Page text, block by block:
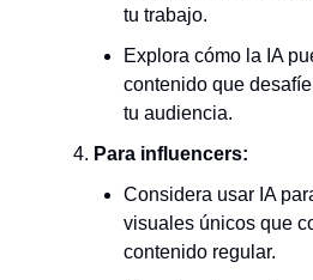
tu trabajo.
Explora cómo la IA
contenido que
tu audiencia.
Para influencers:
Considera usar IA
visuales únicos que
contenido regular.